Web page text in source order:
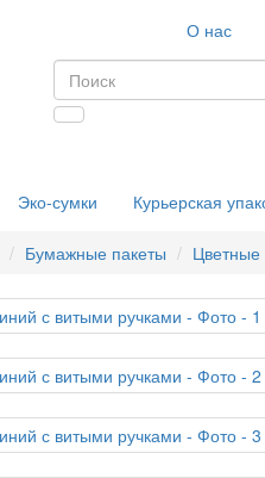
О нас
Эко-сумки Курьерская
Бумажные пакеты Цветные